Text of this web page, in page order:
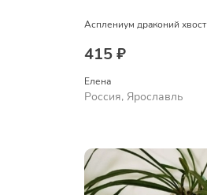
Асплениум драконий хвост
415 ₽
Елена
Россия, Ярославль